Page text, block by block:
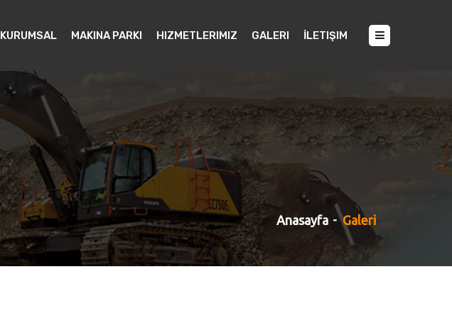
KURUMSAL MAKINA PARKI HIZMETLERIMIZ GALERI İLETIŞIM
Anasayfa Galeri